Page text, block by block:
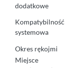
dodatkowe
Kompatybilność
systemowa
Okres rękojmi
Miejsce